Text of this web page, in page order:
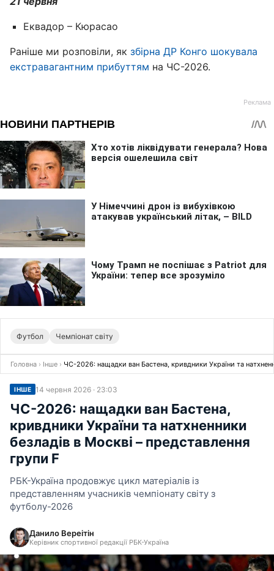
Еквадор – Кюрасао
Раніше ми розповіли, як збірна ДР Конго шокувала
екстравагантним прибуттям на ЧС-2026.
Футбол Чемпіонат світу
Головна › Інше › ЧС-2026: нащадки ван Бастена, кривдники України та
ІНШЕ 14 червня 2026 · 23:03
ЧС-2026: нащадки ван Бастена,
кривдники України та натхненники
безладів в Москві – представлення
групи F
РБК-Україна продовжує цикл матеріалів із
представленням учасників чемпіонату світу з
футболу-2026
Данило Вереітін
Керівник спортивної редакції РБК-Україна